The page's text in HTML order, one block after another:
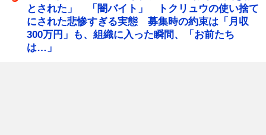
とされた」 「闇バイト」 トクリュウの使い捨て
にされた悲惨すぎる実態 募集時の約束は「月収
300万円」も、組織に入った瞬間、「お前たち
は…」